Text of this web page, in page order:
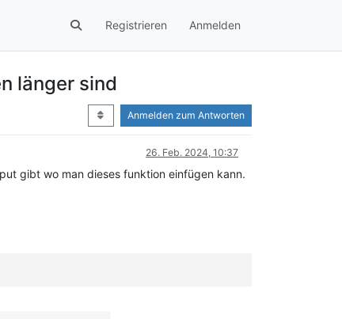
Registrieren Anmelden
länger sind
Anmelden zum Antworten
26. Feb. 2024, 10:37
gibt wo man dieses funktion einfügen kann.